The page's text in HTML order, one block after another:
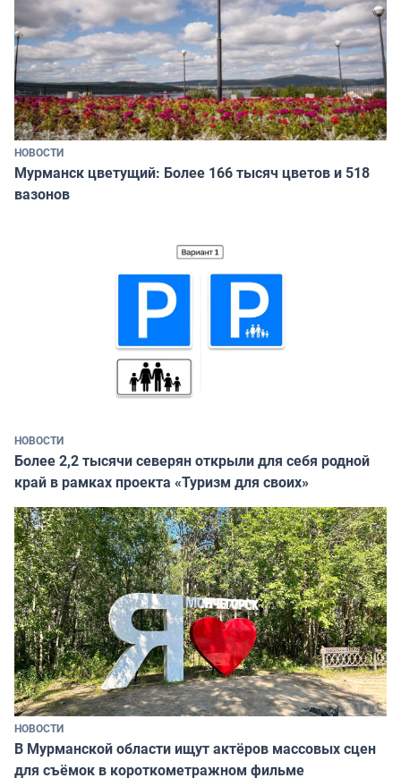
НОВОСТИ
Мурманск цветущий: Более 166 тысяч цветов и 518
вазонов
НОВОСТИ
Более 2,2 тысячи северян открыли для себя родной
край в рамках проекта «Туризм для своих»
НОВОСТИ
В Мурманской области ищут актёров массовых сцен
для съёмок в короткометражном фильме